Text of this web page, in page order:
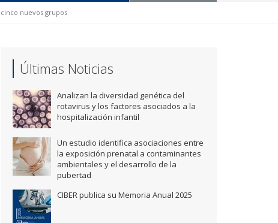
nuevos grupos
Últimas Noticias
Analizan la diversidad genética del
rotavirus y los factores asociados a la
hospitalización infantil
Un estudio identifica asociaciones entre
la exposición prenatal a contaminantes
ambientales y el desarrollo de la
pubertad
CIBER publica su Memoria Anual 2025